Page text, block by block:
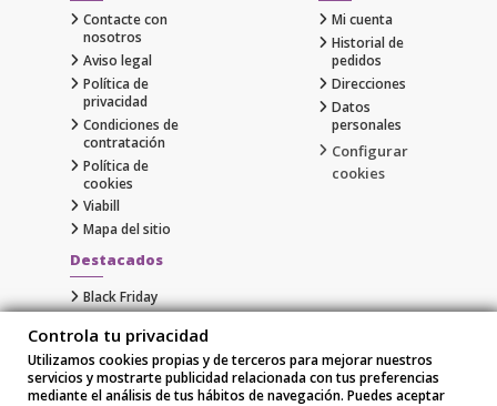
Contacte con
nosotros
Aviso legal
Política de
privacidad
Condiciones de
contratación
Política de
cookies
Viabill
Mapa del sitio
Mi cuenta
Historial de
pedidos
Direcciones
Datos
personales
Configurar
cookies
Destacados
Black Friday
Gaming
Comprar Apple al Mejor Precio
Samsung
Controla tu privacidad
Utilizamos cookies propias y de terceros para mejorar nuestros
servicios y mostrarte publicidad relacionada con tus preferencias
mediante el análisis de tus hábitos de navegación. Puedes aceptar